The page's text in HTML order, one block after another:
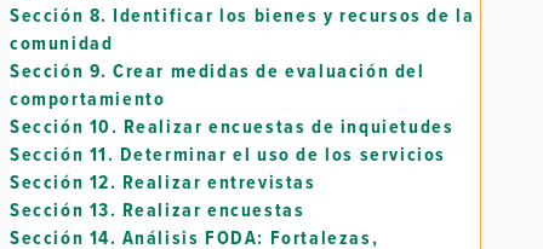
Sección 8. Identificar los bienes y recursos de la
comunidad
Sección 9. Crear medidas de evaluación del
comportamiento
Sección 10. Realizar encuestas de inquietudes
Sección 11. Determinar el uso de los servicios
Sección 12. Realizar entrevistas
Sección 13. Realizar encuestas
Sección 14. Análisis FODA: Fortalezas,